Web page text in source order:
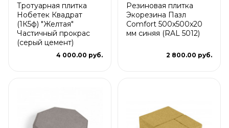
Тротуарная плитка
Нобетек Квадрат
(1К5ф) "Желтая"
Частичный прокрас
(серый цемент)
4 000.00 руб.
Резиновая плитка
Экорезина Пазл
Comfort 500x500x20
мм синяя (RAL 5012)
2 800.00 руб.